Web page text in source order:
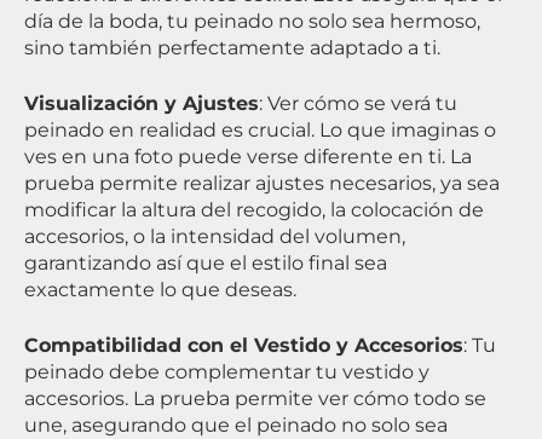
día de la boda, tu peinado no solo sea hermoso,
sino también perfectamente adaptado a ti.
Visualización y Ajustes: Ver cómo se verá tu
peinado en realidad es crucial. Lo que imaginas o
ves en una foto puede verse diferente en ti. La
prueba permite realizar ajustes necesarios, ya sea
modificar la altura del recogido, la colocación de
accesorios, o la intensidad del volumen,
garantizando así que el estilo final sea
exactamente lo que deseas.
Compatibilidad con el Vestido y Accesorios: Tu
peinado debe complementar tu vestido y
accesorios. La prueba permite ver cómo todo se
une, asegurando que el peinado no solo sea